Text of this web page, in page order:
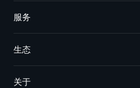
服务
生态
关于